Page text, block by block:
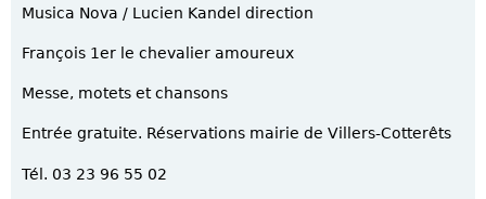
Musica Nova / Lucien Kandel direction
François 1er le chevalier amoureux
Messe, motets et chansons
Entrée gratuite. Réservations mairie de Villers-Cotterêts
Tél. 03 23 96 55 02